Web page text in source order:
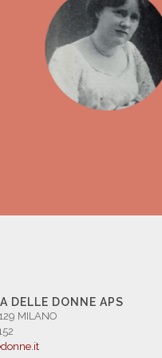
DELLE DONNE APS
MILANO